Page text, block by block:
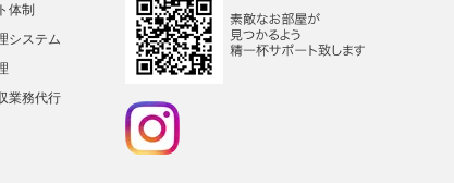
体制
システム
業務代行